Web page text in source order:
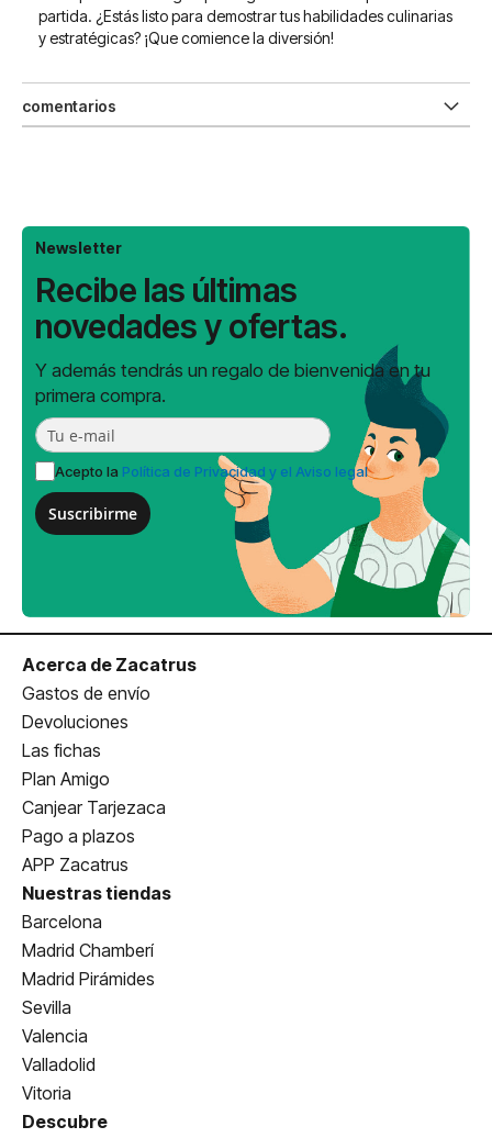
partida. ¿Estás listo para demostrar tus habilidades culinarias
y estratégicas? ¡Que comience la diversión!
comentarios
Newsletter
Recibe las últimas
novedades y ofertas.
Y además tendrás un regalo de bienvenida en tu
primera compra.
Acepto la Política de Privacidad y el Aviso legal
Suscribirme
Acerca de Zacatrus
Gastos de envío
Devoluciones
Las fichas
Plan Amigo
Canjear Tarjezaca
Pago a plazos
APP Zacatrus
Nuestras tiendas
Barcelona
Madrid Chamberí
Madrid Pirámides
Sevilla
Valencia
Valladolid
Vitoria
Descubre